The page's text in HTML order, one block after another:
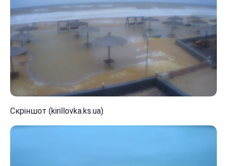
Скріншот (kirillovka.ks.ua)